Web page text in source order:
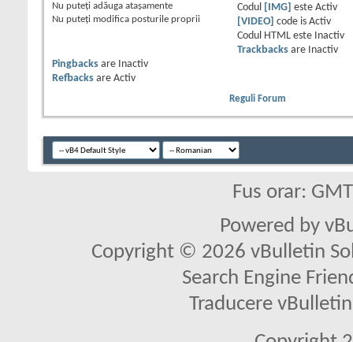
Nu puteţi adăuga ataşamente
Nu puteţi modifica posturile proprii
Codul
[IMG] este Activ
[VIDEO]
code is Activ
Codul HTML este
Inactiv
Trackbacksare
Inactiv
Pingbacks are
Inactiv
Refbacks are Activ
Reguli Forum
Fus orar:
Powered by
Copyright © 2026 vBulletin
Search Engine
Traducere